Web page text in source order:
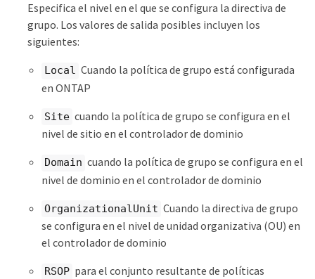
Especifica el nivel en el que se configura la directiva de
grupo. Los valores de salida posibles incluyen los
siguientes:
Local Cuando la política de grupo está configurada
en ONTAP
Site cuando la política de grupo se configura en el
nivel de sitio en el controlador de dominio
Domain cuando la política de grupo se configura en el
nivel de dominio en el controlador de dominio
OrganizationalUnit Cuando la directiva de grupo
se configura en el nivel de unidad organizativa (OU) en
el controlador de dominio
RSOP para el conjunto resultante de políticas